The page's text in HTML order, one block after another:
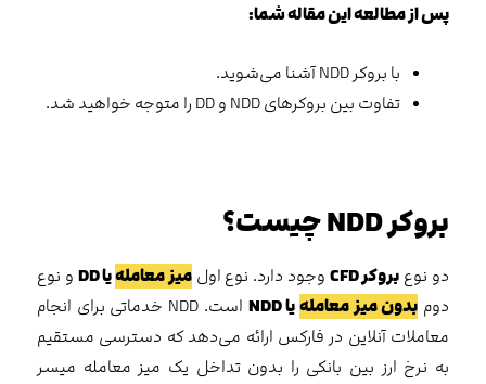
پس از مطالعه این مقاله شما:
با بروکر NDD آشنا می‌شوید.
تفاوت بین بروکرهای NDD و DD را متوجه خواهید شد.
بروکرNDDچیست؟
دو نوع بروکرCFD وجود دارد. نوع اولمیز معاملهیاDD و نوع
دوم بدون میز معاملهیاNDD
است. NDD خدماتی برای انجام
معاملات آنلاین در فارکس ارائه می‌دهد که دسترسی مستقیم
به نرخ ارز بین بانکی را بدون تداخل یک میز معامله میسر